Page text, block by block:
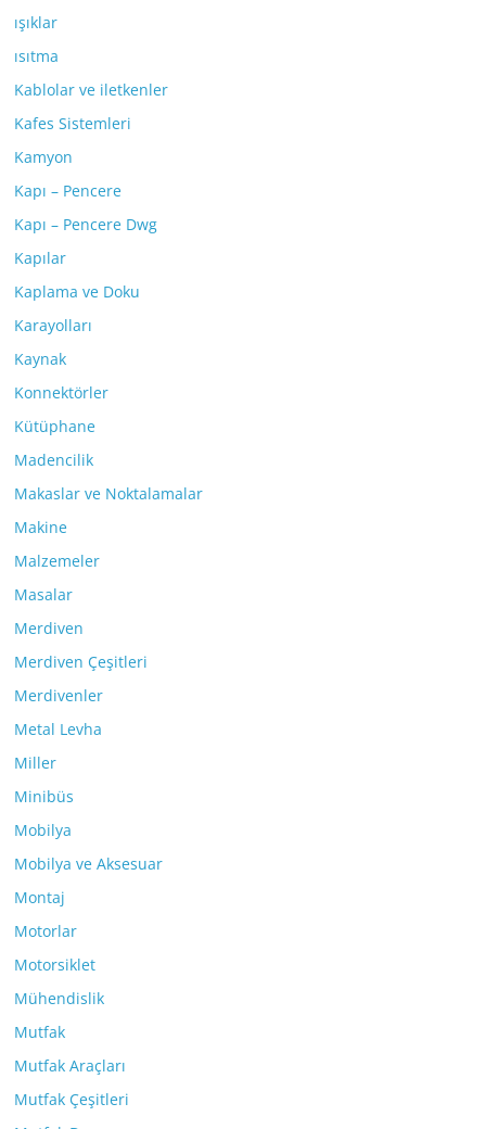
ışıklar
ısıtma
Kablolar ve iletkenler
Kafes Sistemleri
Kamyon
Kapı – Pencere
Kapı – Pencere Dwg
Kapılar
Kaplama ve Doku
Karayolları
Kaynak
Konnektörler
Kütüphane
Madencilik
Makaslar ve Noktalamalar
Makine
Malzemeler
Masalar
Merdiven
Merdiven Çeşitleri
Merdivenler
Metal Levha
Miller
Minibüs
Mobilya
Mobilya ve Aksesuar
Montaj
Motorlar
Motorsiklet
Mühendislik
Mutfak
Mutfak Araçları
Mutfak Çeşitleri